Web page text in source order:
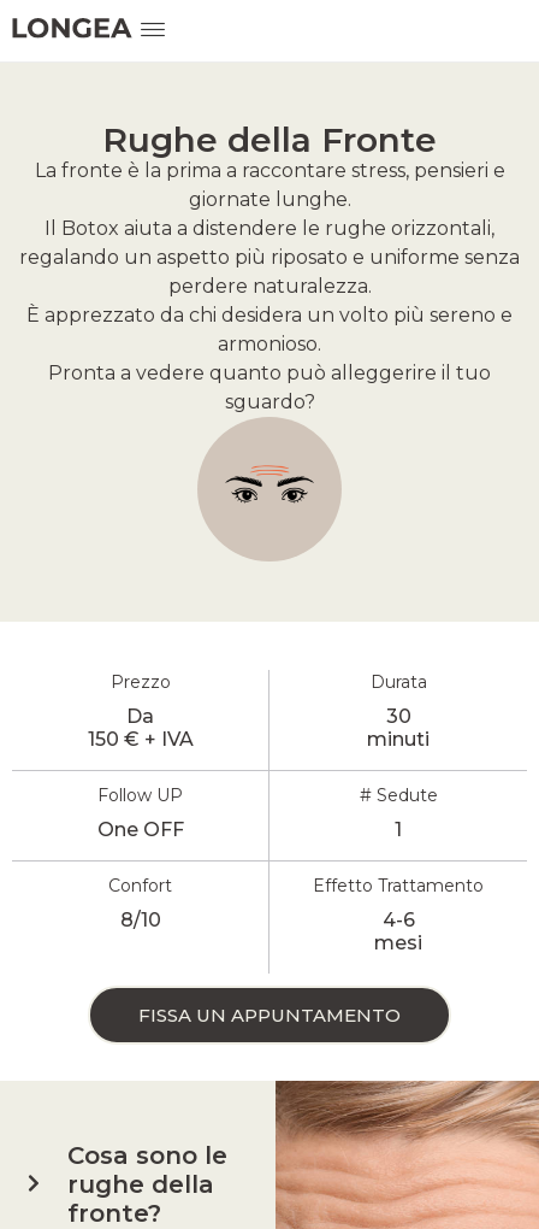
Rughe della Fronte
La fronte è la prima a raccontare stress, pensieri e
giornate lunghe.
Il Botox aiuta a distendere le rughe orizzontali,
regalando un aspetto più riposato e uniforme senza
perdere naturalezza.
È apprezzato da chi desidera un volto più sereno e
armonioso.
Pronta a vedere quanto può alleggerire il tuo
sguardo?
Prezzo
Da
150 € + IVA
Durata
30
minuti
Follow UP
One OFF
# Sedute
1
Confort
8/10
Effetto Trattamento
4-6
mesi
FISSA UN APPUNTAMENTO
Cosa sono le
rughe della
fronte?